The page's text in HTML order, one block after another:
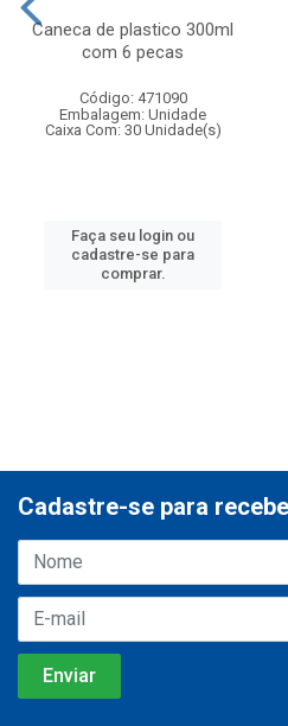
Caneca de plastico 300ml
com 6 pecas
Código: 471090
Embalagem: Unidade
Caixa Com: 30 Unidade(s)
Faça seu login ou
cadastre-se para
comprar.
Cadastre-se para